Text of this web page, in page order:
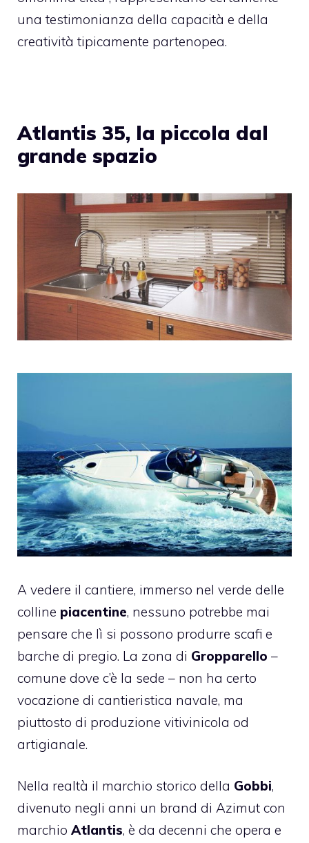
una testimonianza della capacità e della
creatività tipicamente partenopea.
Atlantis 35, la piccola dal
grande spazio
A vedere il cantiere, immerso nel verde delle
colline piacentine, nessuno potrebbe mai
pensare che lì si possono produrre scafi e
barche di pregio. La zona di Gropparello –
comune dove c’è la sede – non ha certo
vocazione di cantieristica navale, ma
piuttosto di produzione vitivinicola od
artigianale.
Nella realtà il marchio storico della Gobbi,
divenuto negli anni un brand di Azimut con
marchio Atlantis, è da decenni che opera e